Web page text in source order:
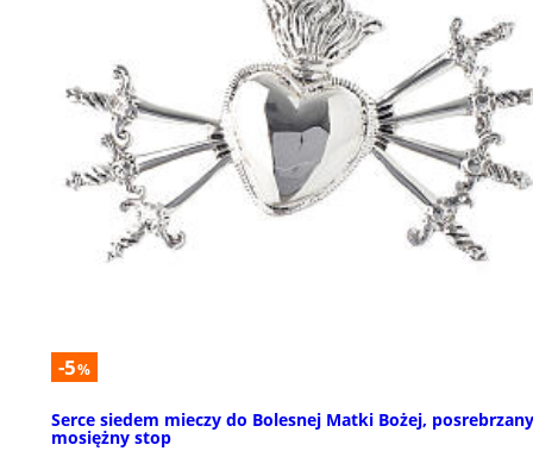
-5%
Serce siedem mieczy do Bolesnej Matki Bożej, posrebrzany
mosiężny stop